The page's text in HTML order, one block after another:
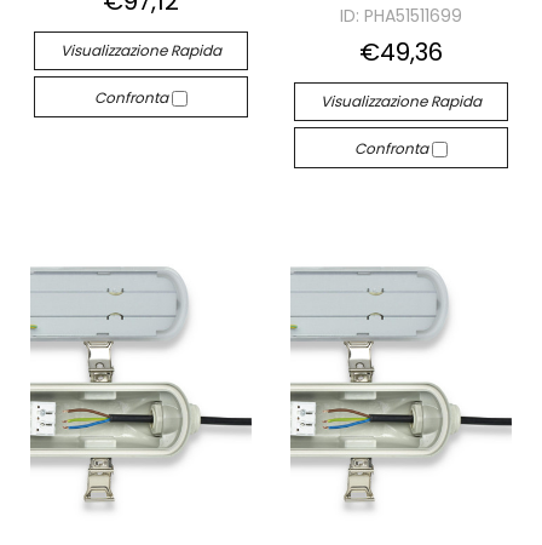
Visualizzazione Rapida
Confronta
ID: PHA51511699
€49,36
Visualizzazione Rapida
Confronta